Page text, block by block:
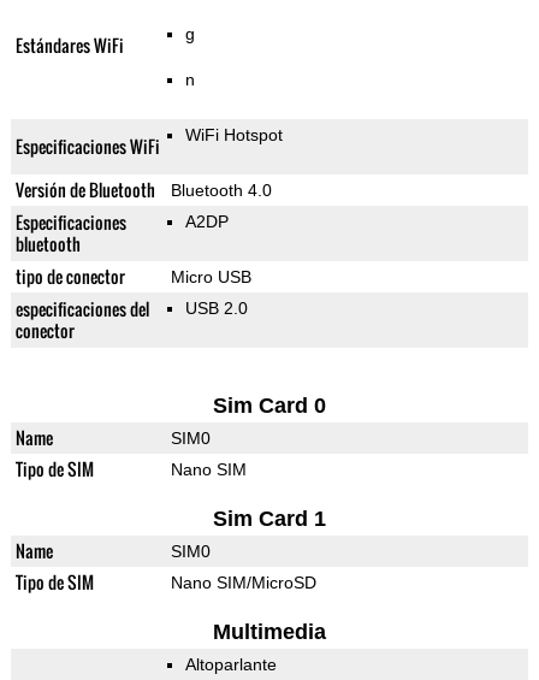
Estándares WiFi g
n
Especificaciones WiFi WiFi Hotspot
Versión de Bluetooth Bluetooth 4.0
Especificaciones
bluetooth
A2DP
tipo de conector Micro USB
especificaciones del
conector
USB 2.0
Sim Card 0
Name SIM0
Tipo de SIM Nano SIM
Sim Card 1
Name SIM0
Tipo de SIM Nano SIM/MicroSD
Multimedia
Altoparlante